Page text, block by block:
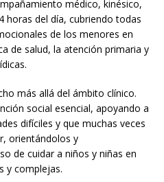
médico, kinésico,
horas del día, cubriendo todas
de los menores en
de salud, la atención primaria y
más allá del ámbito clínico.
social esencial, apoyando a
difíciles y que muchas veces
orientándolos y
de cuidar a niños y niñas en
y complejas.